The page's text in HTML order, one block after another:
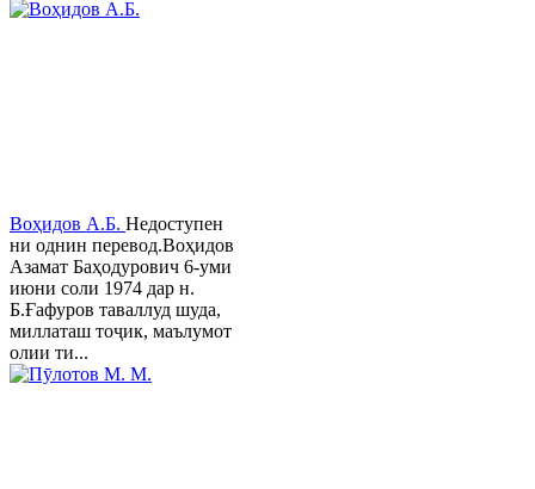
Воҳидов А.Б. Недоступен
ни однин перевод.Воҳидов
Азамат Баҳодурович 6-уми
июни соли 1974 дар н.
Б.Ғафуров таваллуд шуда,
миллаташ тоҷик, маълумот
олии ти...